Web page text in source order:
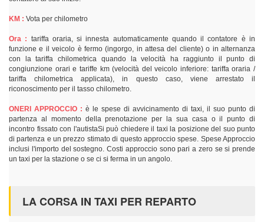
KM : Vota per chilometro
Ora : tariffa oraria, si innesta automaticamente quando il contatore è in
funzione e il veicolo è fermo (ingorgo, in attesa del cliente) o in alternanza
con la tariffa chilometrica quando la velocità ha raggiunto il punto di
congiunzione orari e tariffe km (velocità del veicolo inferiore: tariffa oraria /
tariffa chilometrica applicata), in questo caso, viene arrestato il
riconoscimento per il tasso chilometro.
ONERI APPROCCIO : è le spese di avvicinamento di taxi, il suo punto di
partenza al momento della prenotazione per la sua casa o il punto di
incontro fissato con l'autistaSi può chiedere il taxi la posizione del suo punto
di partenza e un prezzo stimato di questo approccio spese. Spese Approccio
inclusi l'importo del sostegno. Costi approccio sono pari a zero se si prende
un taxi per la stazione o se ci si ferma in un angolo.
LA CORSA IN TAXI PER REPARTO